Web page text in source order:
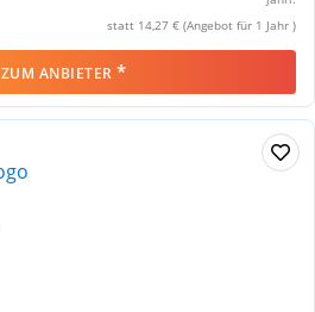
statt 14,27 € (Angebot für 1 Jahr )
ZUM ANBIETER *